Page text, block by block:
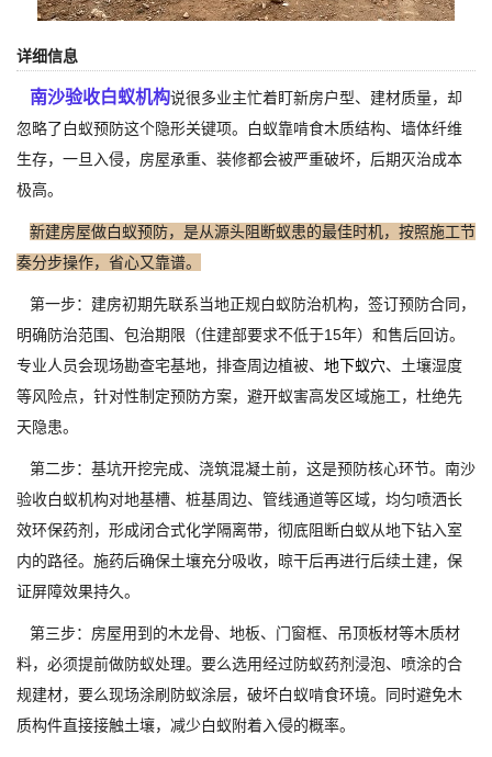
详细信息
南沙验收白蚁机构说很多业主忙着盯新房户型、建材质量，却
忽略了白蚁预防这个隐形关键项。白蚁靠啃食木质结构、墙体纤维
生存，一旦入侵，房屋承重、装修都会被严重破坏，后期灭治成本
极高。
新建房屋做白蚁预防，是从源头阻断蚁患的最佳时机，按照施工节
奏分步操作，省心又靠谱。
第一步：建房初期先联系当地正规白蚁防治机构，签订预防合同，
明确防治范围、包治期限（住建部要求不低于15年）和售后回访。
专业人员会现场勘查宅基地，排查周边植被、 地下蚁穴、土壤湿度
等风险点，针对性制定预防方案，避开蚁害高发区域施工，杜绝先
天隐患。
第二步：基坑开挖完成、浇筑混凝土前，这是预防核心环节。南沙
验收白蚁机构对地基槽、桩基周边、管线通道等区域，均匀喷洒长
效环保药剂，形成闭合式化学隔离带，彻底阻断白蚁从地下钻入室
内的路径。施药后确保土壤充分吸收，晾干后再进行后续土建，保
证屏障效果持久。
第三步：房屋用到的木龙骨、地板、门窗框、吊顶板材等木质材
料，必须提前做防蚁处理。要么选用经过防蚁药剂浸泡、喷涂的合
规建材，要么现场涂刷防蚁涂层，破坏白蚁啃食环境。同时避免木
质构件直接接触土壤，减少白蚁附着入侵的概率。